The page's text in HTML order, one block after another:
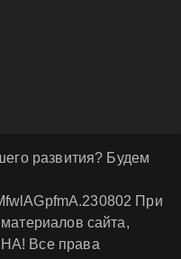
развития? Будем
При
сайта,
Все права